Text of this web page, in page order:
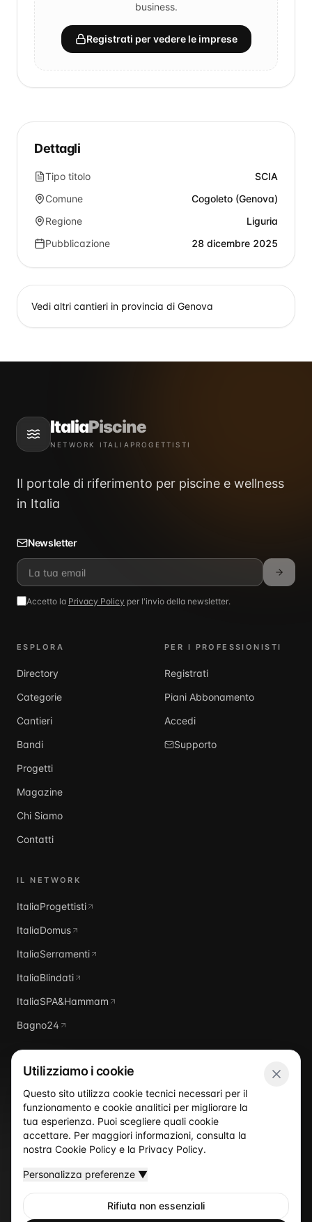
business.
Registrati per vedere le imprese
Dettagli
Tipo titolo
SCIA
Comune
Cogoleto (Genova)
Regione
Liguria
Pubblicazione
28 dicembre 2025
Vedi altri cantieri in provincia di Genova
ItaliaPiscine
NETWORK ITALIAPROGETTISTI
Il portale di riferimento per piscine e wellness
in Italia
Newsletter
Accetto la Privacy Policy per l'invio della newsletter.
ESPLORA
Directory
Categorie
Cantieri
Bandi
Progetti
Magazine
Chi Siamo
Contatti
PER I PROFESSIONISTI
Registrati
Piani Abbonamento
Accedi
Supporto
IL NETWORK
ItaliaProgettisti
ItaliaDomus
ItaliaSerramenti
ItaliaBlindati
ItaliaSPA&Hammam
Bagno24
ItaliaPiscine
Utilizziamo i cookie
Questo sito utilizza cookie tecnici necessari per il
funzionamento e cookie analitici per migliorare la
tua esperienza. Puoi scegliere quali cookie
accettare. Per maggiori informazioni, consulta la
nostra Cookie Policy e la Privacy Policy.
Personalizza preferenze ▼
Rifiuta non essenziali